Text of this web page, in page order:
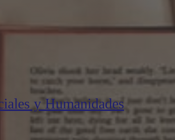
y Humanidades